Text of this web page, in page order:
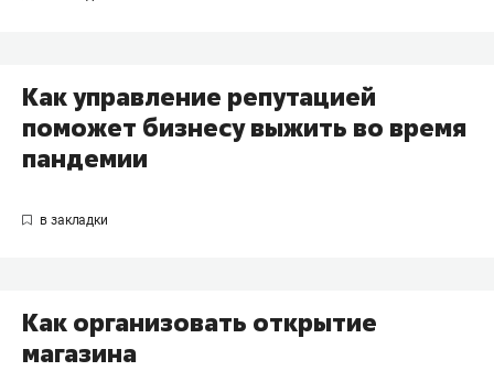
Как управление репутацией
поможет бизнесу выжить во время
пандемии
Как организовать открытие
магазина